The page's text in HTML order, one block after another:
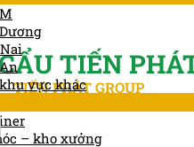
TIẾN
TIẾN PHÁT GROUP
vực khác
– kho xưởng